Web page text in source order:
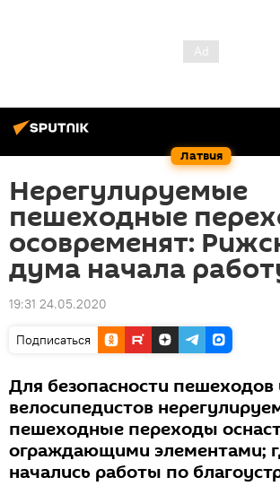
Латвия
Нерегулируемые
пешеходные
осовременят:
дума начала
19:31 24.05.2020
Подписаться
Для безопасности пешеходов
велосипедистов
пешеходные переходы
ограждающими элементами;
начались работы по